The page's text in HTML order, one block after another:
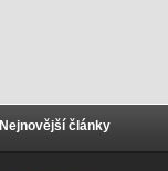
Nejnovější články